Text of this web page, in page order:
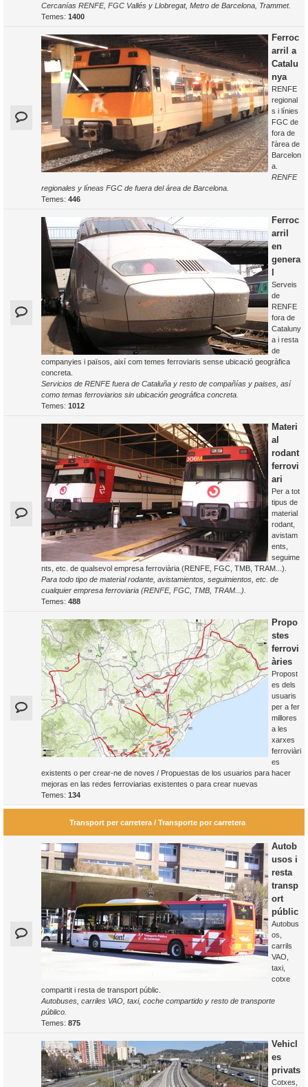
Cercanías RENFE, FGC Vallés y Llobregat, Metro de Barcelona, Trammet.
Temes: 1400
Ferroc
arril a
Catalu
nya
RENFE
regional
s i línies
FGC de
fora de
l'àrea de
Barcelon
a.
RENFE
regionales y líneas FGC de fuera del área de Barcelona.
Temes: 446
Ferroc
arril
en
genera
Serveis
de
RENFE
fora de
Cataluny
a i resta
de
companyies i països, així com temes ferroviaris sense ubicació geogràfica
concreta.
Servicios de RENFE fuera de Cataluña y resto de compañías y paises, así
como temas ferroviarios sin ubicación geográfica concreta.
Temes: 1012
Materi
al
rodant
ferrovi
ari
Per a tot
tipus de
material
rodant,
avistam
ents,
seguime
nts, etc. de qualsevol empresa ferroviària (RENFE, FGC, TMB, TRAM...).
Para todo tipo de material rodante, avistamientos, seguimientos, etc. de
cualquier empresa ferroviaria (RENFE, FGC, TMB, TRAM...).
Temes: 488
Propo
stes
ferrovi
àries
Propost
es dels
usuaris
per a fer
millores
a les
xarxes
ferroviàri
es
existents o per crear-ne de noves / Propuestas de los usuarios para hacer
mejoras en las redes ferroviarias existentes o para crear nuevas
Temes: 134
Transport per carretera / Transporte por carretera
Autob
usos i
resta
transp
ort
públic
Autobus
os,
carrils
VAO,
taxi,
cotxe
compartit i resta de transport públic.
Autobuses, carriles VAO, taxi, coche compartido y resto de transporte
público.
Temes: 875
Vehicl
es
privats
Cotxes,